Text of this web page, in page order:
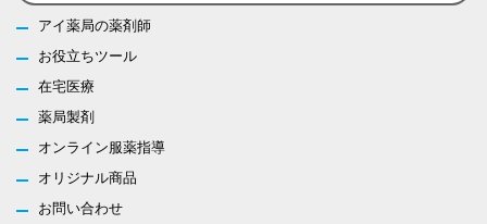
アイ薬局の薬剤師
お役立ちツール
在宅医療
薬局製剤
オンライン服薬指導
オリジナル商品
お問い合わせ